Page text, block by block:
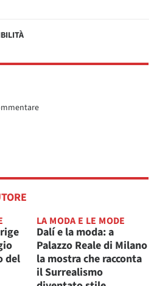
del
LA MODA E LE MODE
Dalí e la moda: a
Palazzo Reale di Milano
la mostra che racconta
il Surrealismo